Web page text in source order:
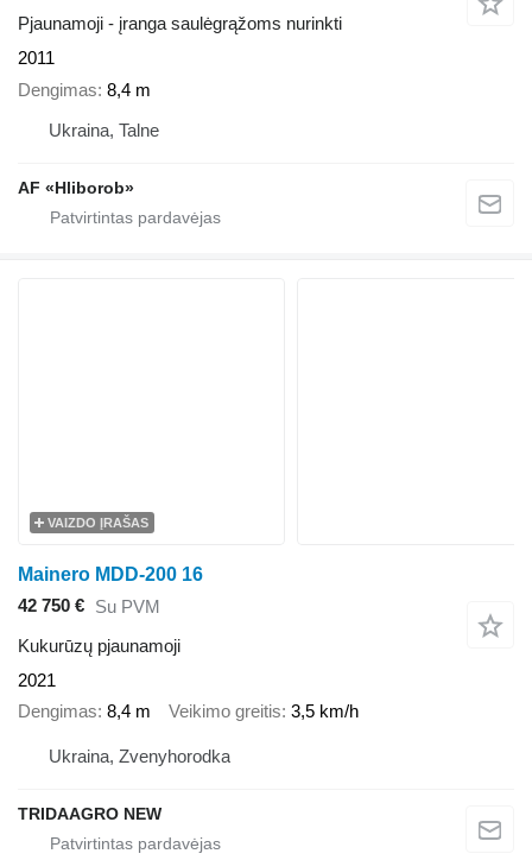
Pjaunamoji - įranga saulėgrąžoms nurinkti
2011
Dengimas 8,4 m
Ukraina, Talne
AF «Hliborob»
VAIZDO ĮRAŠAS
Mainero MDD-200 16
42 750 € Su PVM
Kukurūzų pjaunamoji
2021
Dengimas 8,4 m Veikimo greitis 3,5 km/h
Ukraina, Zvenyhorodka
TRIDAAGRO NEW